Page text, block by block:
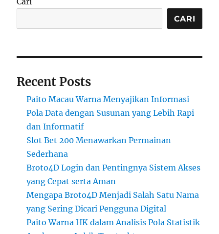
CARI
Recent Posts
Paito Macau Warna Menyajikan Informasi
Pola Data dengan Susunan yang Lebih Rapi
dan Informatif
Slot Bet 200 Menawarkan Permainan
Sederhana
Broto4D Login dan Pentingnya Sistem Akses
yang Cepat serta Aman
Mengapa Broto4D Menjadi Salah Satu Nama
yang Sering Dicari Pengguna Digital
Paito Warna HK dalam Analisis Pola Statistik